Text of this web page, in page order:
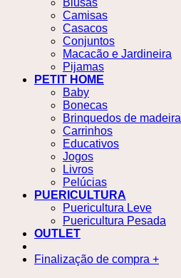
Blusas
Camisas
Casacos
Conjuntos
Macacão e Jardineira
Pijamas
PETIT HOME
Baby
Bonecas
Brinquedos de madeira
Carrinhos
Educativos
Jogos
Livros
Pelúcias
PUERICULTURA
Puericultura Leve
Puericultura Pesada
OUTLET
Finalização de compra +